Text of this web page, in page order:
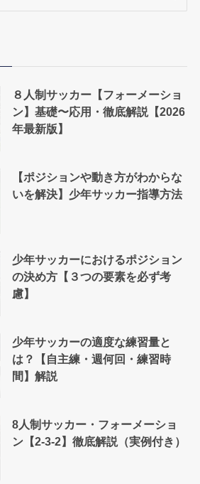
８人制サッカー【フォーメーショ
ン】基礎〜応用・徹底解説【2026
年最新版】
【ポジションや動き方がわからな
いを解決】少年サッカー指導方法
少年サッカーにおけるポジション
の決め方【３つの要素を必ず考
慮】
少年サッカーの適度な練習量と
は？【自主練・週何回・練習時
間】解説
8人制サッカー・フォーメーショ
ン【2-3-2】徹底解説（実例付き）